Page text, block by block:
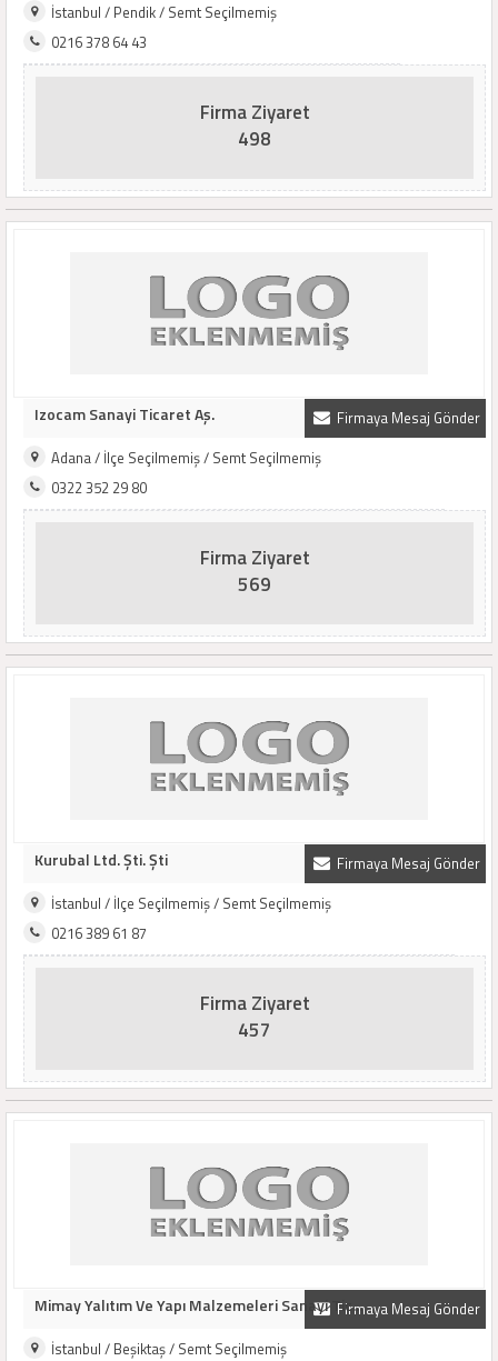
İstanbul / Pendik / Semt Seçilmemiş
0216 378 64 43
Firma Ziyaret
498
Firmaya Mesaj Gönder
Izocam Sanayi Ticaret Aş.
Adana / İlçe Seçilmemiş / Semt Seçilmemiş
0322 352 29 80
Firma Ziyaret
569
Firmaya Mesaj Gönder
Kurubal Ltd. Şti. Şti
İstanbul / İlçe Seçilmemiş / Semt Seçilmemiş
0216 389 61 87
Firma Ziyaret
457
Firmaya Mesaj Gönder
Mimay Yalıtım Ve Yapı Malzemeleri Sanayi Tic...
İstanbul / Beşiktaş / Semt Seçilmemiş